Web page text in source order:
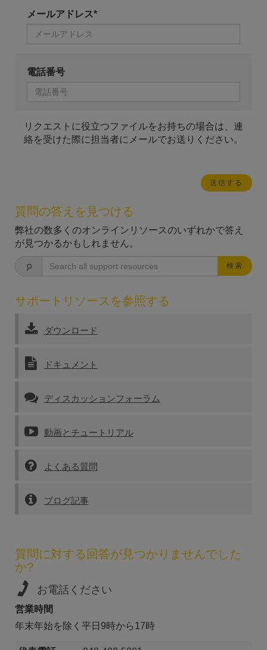
メールアドレス*
電話番号
リクエストに役立つファイルをお持ちの場合は、連
絡を受けた際に担当者にメールでお送りください。
質問の答えを見つける
弊社の数多くのオンラインリソースのいずれかで答え
が見つかるかもしれません。
検索
サポートリソースを参照する
ダウンロード
ドキュメント
ディスカッションフォーラム
動画とチュートリアル
よくある質問
ブログ記事
質問に対する回答が見つかりませんでした
か?
お電話ください
営業時間
年末年始を除く平日9時から17時